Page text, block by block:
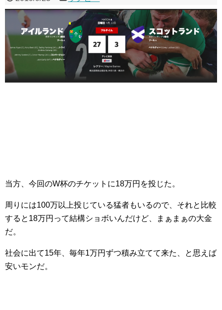
当方、今回のW杯のチケットに18万円を投じた。
周りには100万以上投じている猛者もいるので、それと比較
すると18万円って結構ショボいんだけど、まぁまぁの大金
だ。
社会に出て15年、毎年1万円ずつ積み立てて来た、と思えば
安いモンだ。